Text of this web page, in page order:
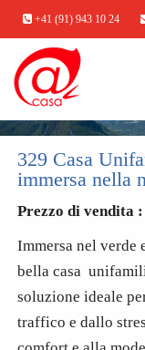
+41 (91) 943 10 24
329 Casa
immersa nella
Prezzo di vendita :
Immersa nel verde
bella casa
soluzione ideale
traffico e dallo